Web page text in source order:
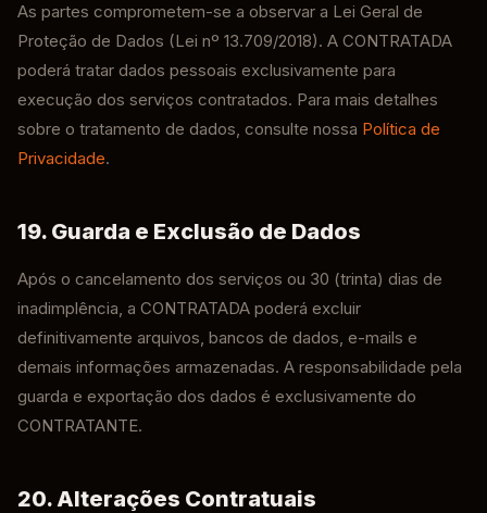
As partes comprometem-se a observar a Lei Geral de
Proteção de Dados (Lei nº 13.709/2018). A CONTRATADA
poderá tratar dados pessoais exclusivamente para
execução dos serviços contratados. Para mais detalhes
sobre o tratamento de dados, consulte nossa Política de
Privacidade.
19. Guarda e Exclusão de Dados
Após o cancelamento dos serviços ou 30 (trinta) dias de
inadimplência, a CONTRATADA poderá excluir
definitivamente arquivos, bancos de dados, e-mails e
demais informações armazenadas. A responsabilidade pela
guarda e exportação dos dados é exclusivamente do
CONTRATANTE.
20. Alterações Contratuais